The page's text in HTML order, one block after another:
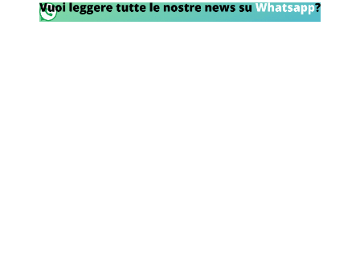
Rassegna Lazio